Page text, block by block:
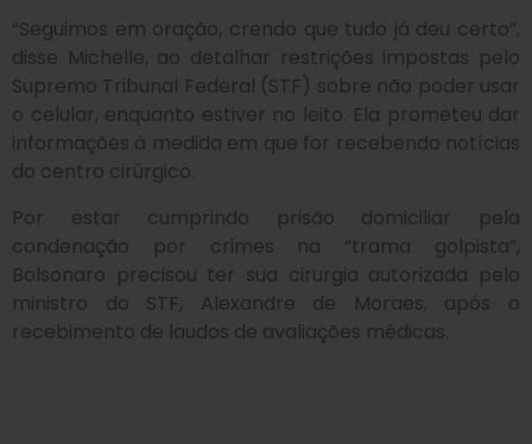
“Seguimos em oração, crendo que tudo já deu certo”,
disse Michelle, ao detalhar restrições impostas pelo
Supremo Tribunal Federal (STF) sobre não poder usar
o celular, enquanto estiver no leito. Ela prometeu dar
informações à medida em que for recebendo notícias
do centro cirúrgico.
Por estar cumprindo prisão domiciliar pela
condenação por crimes na “trama golpista”,
Bolsonaro precisou ter sua cirurgia autorizada pelo
ministro do STF, Alexandre de Moraes, após o
recebimento de laudos de avaliações médicas.